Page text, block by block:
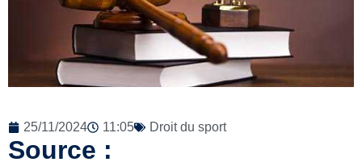
25/11/2024 11:05 Droit du sport
Source :